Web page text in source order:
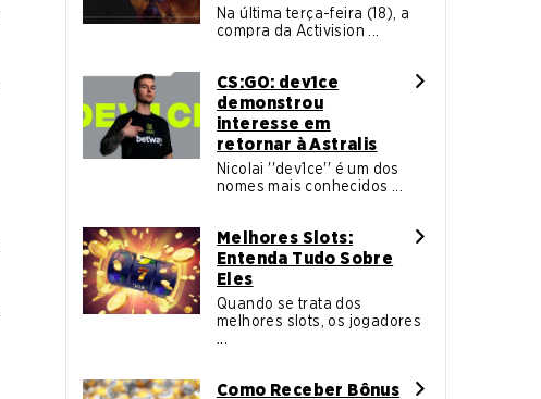
Na última terça-feira (18), a
compra da Activision ...
CS:GO: dev1ce
demonstrou
interesse em
retornar à Astralis
Nicolai ''dev1ce'' é um dos
nomes mais conhecidos ...
Melhores Slots:
Entenda Tudo Sobre
Eles
Quando se trata dos
melhores slots, os jogadores
Como Receber Bônus